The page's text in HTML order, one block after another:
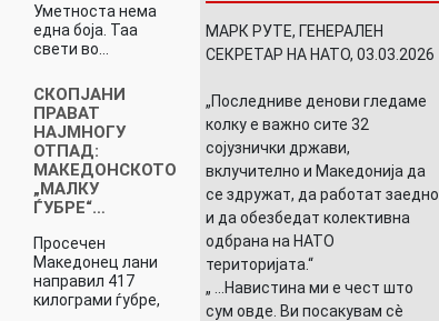
Уметноста нема
една боја. Таа
свети во…
СКОПЈАНИ
ПРАВАТ
НАЈМНОГУ
ОТПАД:
МАКЕДОНСКОТО
„МАЛКУ
ЃУБРЕ“…
Просечен
Македонец лани
направил 417
килограми ѓубре,
МАРК РУТЕ, ГЕНЕРАЛЕН
СЕКРЕТАР НА НАТО, 03.03.2026
„Последниве денови гледаме
колку е важно сите 32
сојузнички држави,
вклучително и Македонија да
се здружат, да работат заедно
и да обезбедат колективна
одбрана на НАТО
територијата.“
„ ...Навистина ми е чест што
сум овде. Ви посакувам сè